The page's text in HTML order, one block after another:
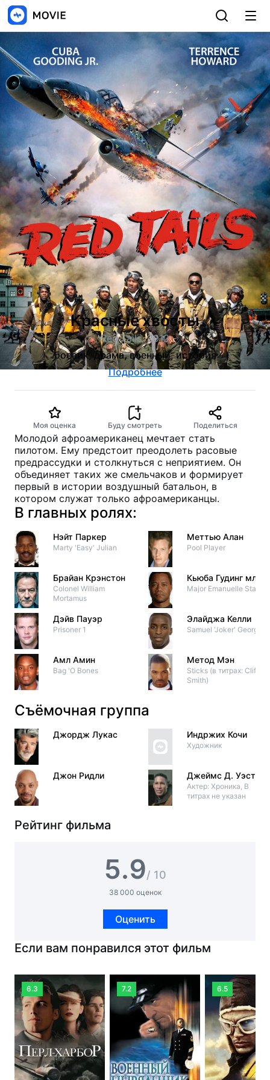
Красные хвосты
Red Tails, 2012
боевик, драма, военный, история
Подробнее
Моя оценка Буду смотреть Поделиться
Молодой афроамериканец мечтает стать
пилотом. Ему предстоит преодолеть расовые
предрассудки и столкнуться с неприятием. Он
объединяет таких же смельчаков и формирует
первый в истории воздушный батальон, в
котором служат только афроамериканцы.
В главных ролях:
Нэйт Паркер
Marty 'Easy' Julian
Брайан Крэнстон
Colonel William
Mortamus
Дэйв Пауэр
Prisoner 1
Амл Амин
Bag 'O Bones
Меттью Алан
Pool Player
Кьюба Гудинг мл.
Major Emanuelle Stance
Элайджа Келли
Samuel 'Joker' George
Метод Мэн
Sticks (в титрах: Cliff
Smith)
Съёмочная группа
Джордж Лукас
Джон Ридли
Индржих Кочи
Художник
Джеймс Д. Уэстон
Актер: Хроника, В
титрах не указан
Рейтинг фильма
5.9/ 10
38 000 оценок
Оценить
Если вам понравился этот фильм
6.3 7.2 6.5